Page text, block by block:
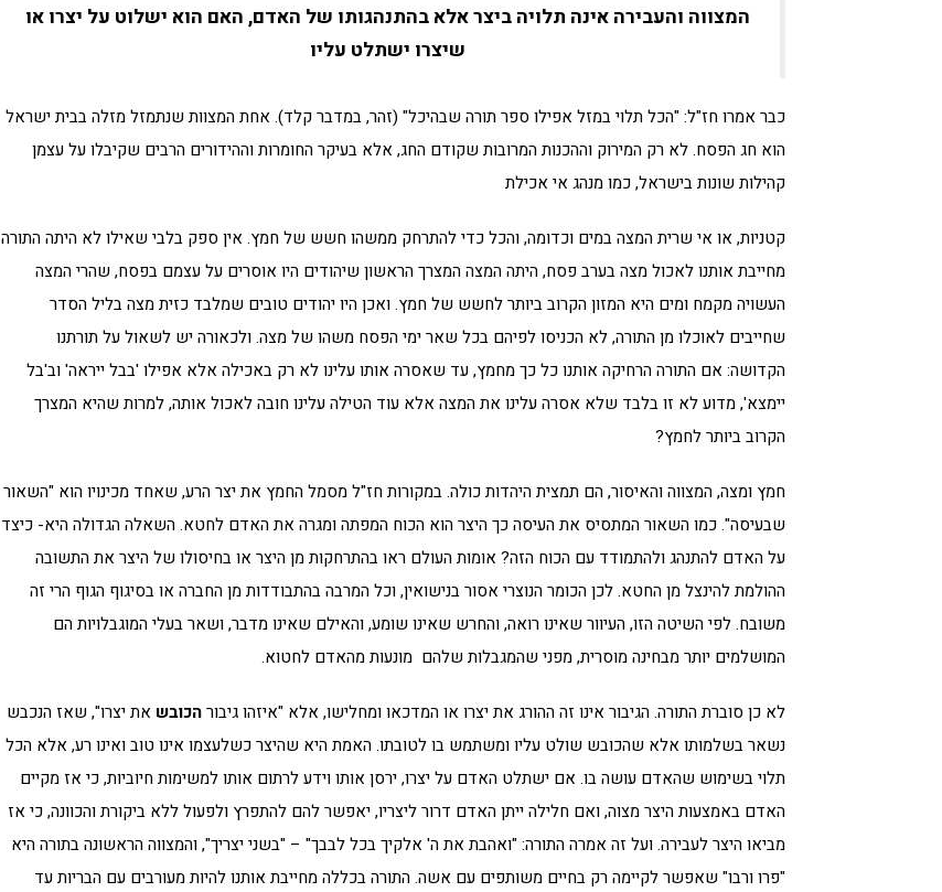
המצווה והעבירה אינה תלויה ביצר אלא בהתנהגותו של האדם, האם הוא ישלוט על יצרו או
שיצרו ישתלט עליו
כבר אמרו חז"ל: "הכל תלוי במזל אפילו ספר תורה שבהיכל" (זהר, במדבר קלד). אחת המצוות שנתמזל מזלה בבית ישראל
הוא חג הפסח. לא רק המירוק וההכנות המרובות שקודם החג, אלא בעיקר החומרות וההידורים הרבים שקיבלו על עצמן
קהילות שונות בישראל, כמו מנהג אי אכילת
קטניות, או אי שרית המצה במים וכדומה, והכל כדי להתרחק ממשהו חשש של חמץ. אין ספק בלבי שאילו לא היתה התורה
מחייבת אותנו לאכול מצה בערב פסח, היתה המצה המצרך הראשון שיהודים היו אוסרים על עצמם בפסח, שהרי המצה
העשויה מקמח ומים היא המזון הקרוב ביותר לחשש של חמץ. ואכן היו יהודים טובים שמלבד כזית מצה בליל הסדר
שחייבים לאוכלו מן התורה, לא הכניסו לפיהם בכל שאר ימי הפסח משהו של מצה. ולכאורה יש לשאול על תורתנו
הקדושה: אם התורה הרחיקה אותנו כל כך מחמץ, עד שאסרה אותו עלינו לא רק באכילה אלא אפילו 'בבל ייראה' וב'בל
יימצא', מדוע לא זו בלבד שלא אסרה עלינו את המצה אלא עוד הטילה עלינו חובה לאכול אותה, למרות שהיא המצרך
הקרוב ביותר לחמץ?
חמץ ומצה, המצווה והאיסור, הם תמצית היהדות כולה. במקורות חז"ל מסמל החמץ את יצר הרע, שאחד מכינויו הוא "השאור
שבעיסה". כמו השאור המתסיס את העיסה כך היצר הוא הכוח המפתה ומגרה את האדם לחטא. השאלה הגדולה היא- כיצד
על האדם להתנהג ולהתמודד עם הכוח הזה? אומות העולם ראו בהתרחקות מן היצר או בחיסולו של היצר את התשובה
ההולמת להינצל מן החטא. לכן הכומר הנוצרי אסור בנישואין, וכל המרבה בהתבודדות מן החברה או בסיגוף הגוף הרי זה
משובח. לפי השיטה הזו, העיוור שאינו רואה, והחרש שאינו שומע, והאילם שאינו מדבר, ושאר בעלי המוגבלויות הם
המושלמים יותר מבחינה מוסרית, מפני שהמגבלות שלהם מונעות מהאדם לחטוא.
לא כן סוברת התורה. הגיבור אינו זה ההורג את יצרו או המדכאו ומחלישו, אלא "איזהו גיבורהכובש את יצרו", שאז הנכבש
נשאר בשלמותו אלא שהכובש שולט עליו ומשתמש בו לטובתו. האמת היא שהיצר כשלעצמו אינו טוב ואינו רע, אלא הכל
תלוי בשימוש שהאדם עושה בו. אם ישתלט האדם על יצרו, ירסן אותו וידע לרתום אותו למשימות חיוביות, כי אז מקיים
האדם באמצעות היצר מצוה, ואם חלילה ייתן האדם דרור ליצריו, יאפשר להם להתפרץ ולפעול ללא ביקורת והכוונה, כי אז
מביאו היצר לעבירה. ועל זה אמרה התורה: "ואהבת את ה' אלקיך בכל לבבך" – "בשני יצריך", והמצווה הראשונה בתורה היא
"פרו ורבו" שאפשר לקיימה רק בחיים משותפים עם אשה. התורה בכללה מחייבת אותנו להיות מעורבים עם הבריות עד